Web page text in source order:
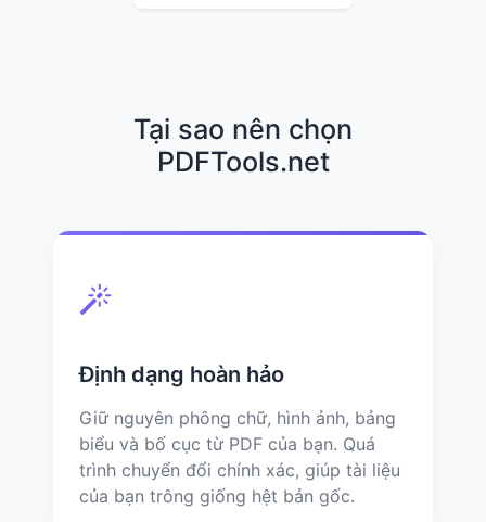
Tại sao nên chọn
PDFTools.net
Định dạng hoàn hảo
Giữ nguyên phông chữ, hình ảnh, bảng
biểu và bố cục từ PDF của bạn. Quá
trình chuyển đổi chính xác, giúp tài liệu
của bạn trông giống hệt bản gốc.